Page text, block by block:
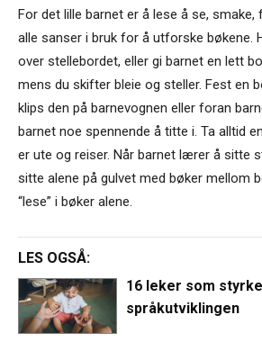
For det lille barnet er å lese å se,
alle sanser i bruk for å utforske bøkene.
over stellebordet, eller gi barnet en lett
mens du skifter bleie og steller. Fest en
klips den på barnevognen eller foran
barnet noe spennende å titte i. Ta alltid
er ute og reiser. Når barnet lærer å sitte
sitte alene på gulvet med bøker mellom
“lese” i bøker alene.
LES OGSÅ:
16 leker som
språkutviklingen